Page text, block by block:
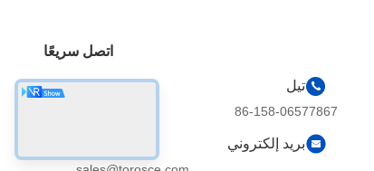
اتصل سريعًا
تيل
86-158-06577867
بريد إلكتروني